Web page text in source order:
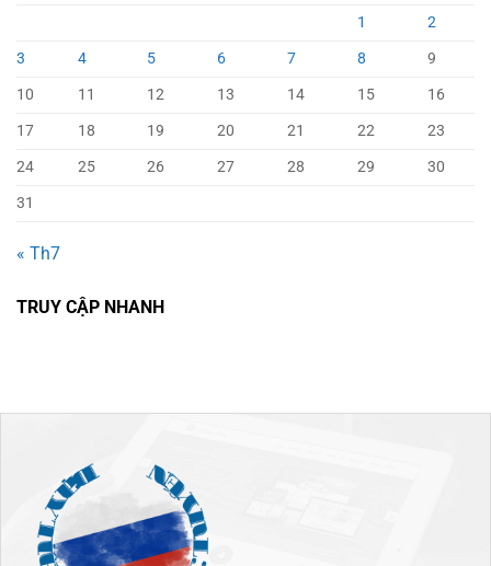
1
2
3
4 5 6 7 8
9
10
11 12 13 14 15
16
17
18 19 20 21 22
23
24
25 26 27 28 29
30
31
« Th7
TRUY CẬP NHANH